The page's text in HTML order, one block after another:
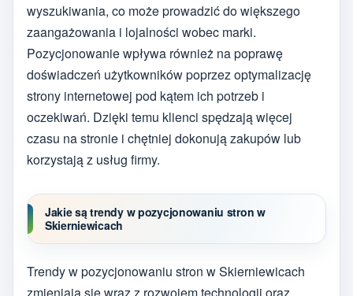
wyszukiwania, co może prowadzić do większego
zaangażowania i lojalności wobec marki.
Pozycjonowanie wpływa również na poprawę
doświadczeń użytkowników poprzez optymalizację
strony internetowej pod kątem ich potrzeb i
oczekiwań. Dzięki temu klienci spędzają więcej
czasu na stronie i chętniej dokonują zakupów lub
korzystają z usług firmy.
Jakie są trendy w pozycjonowaniu stron w
Skierniewicach
Trendy w pozycjonowaniu stron w Skierniewicach